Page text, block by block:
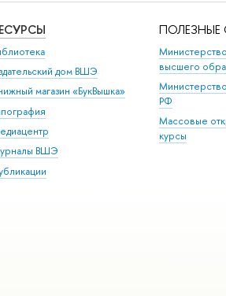
дом ВШЭ
магазин «БукВышка»
ВШЭ
ПОЛЕЗНЫЕ
высшего
РФ
Массовые
курсы